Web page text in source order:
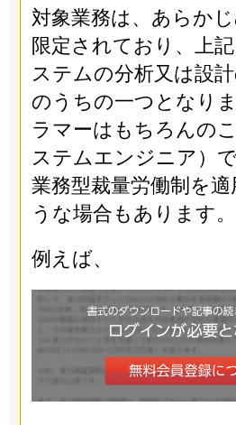
対象業務は、あらか
限定されており、上
ステムの分析又は設
のうちの一つとなり
ラマーはもちろんの
ステムエンジニア）
業務型裁量労働制を
うな場合もあります。
例えば、